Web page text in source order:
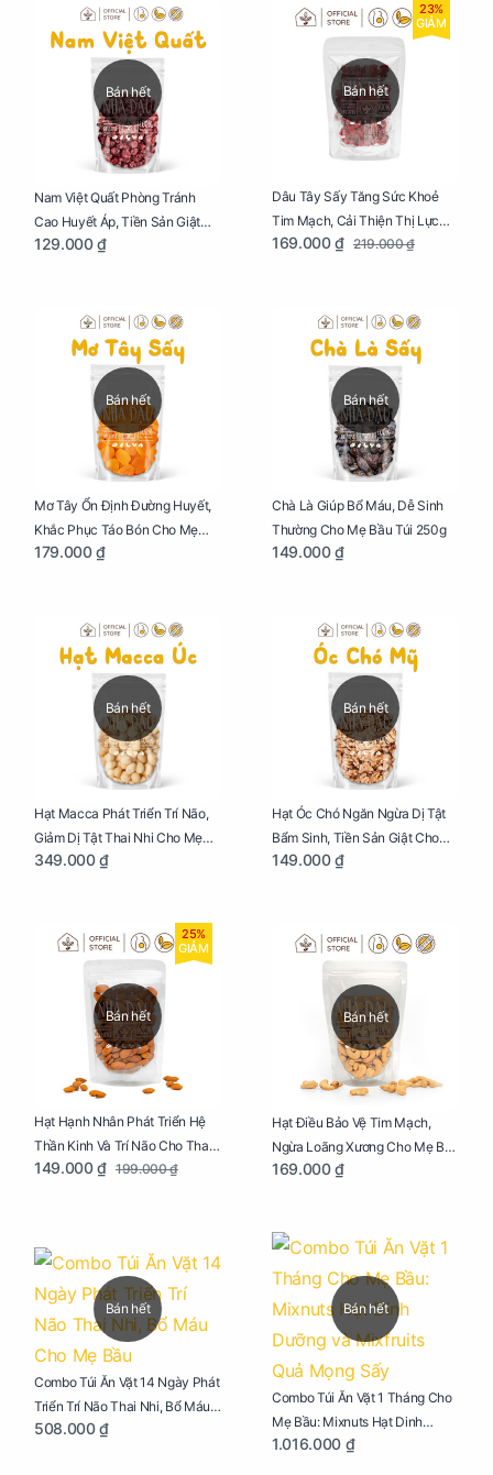
Bán hết
Nam Việt Quất Phòng Tránh
Cao Huyết Áp, Tiền Sản Giật
Cho Mẹ Bầu Túi 250g
129.000 ₫
Bán hết
23%
GIẢM
Dâu Tây Sấy Tăng Sức Khoẻ
Tim Mạch, Cải Thiện Thị Lực
Cho Mẹ Bầu Túi 250g
169.000 ₫ 219.000 ₫
Bán hết
Mơ Tây Ổn Định Đường Huyết,
Khắc Phục Táo Bón Cho Mẹ
Bầu Túi 250g
179.000 ₫
Bán hết
Chà Là Giúp Bổ Máu, Dễ Sinh
Thường Cho Mẹ Bầu Túi 250g
149.000 ₫
Bán hết
Hạt Macca Phát Triển Trí Não,
Giảm Dị Tật Thai Nhi Cho Mẹ
Bầu Túi 250g
349.000 ₫
Bán hết
Hạt Óc Chó Ngăn Ngừa Dị Tật
Bẩm Sinh, Tiền Sản Giật Cho
Mẹ Bầu Túi 250g
149.000 ₫
Bán hết
25%
GIẢM
Hạt Hạnh Nhân Phát Triển Hệ
Thần Kinh Và Trí Não Cho Thai
Nhi Túi 250g
149.000 ₫ 199.000 ₫
Bán hết
Hạt Điều Bảo Vệ Tim Mạch,
Ngừa Loãng Xương Cho Mẹ Bầu
Túi 250g
169.000 ₫
Bán hết
Combo Túi Ăn Vặt 14 Ngày Phát
Triển Trí Não Thai Nhi, Bổ Máu
Cho Mẹ Bầu
508.000 ₫
Bán hết
Combo Túi Ăn Vặt 1 Tháng Cho
Mẹ Bầu: Mixnuts Hạt Dinh
Dưỡng và Mixfruits Quả Mọng
1.016.000 ₫